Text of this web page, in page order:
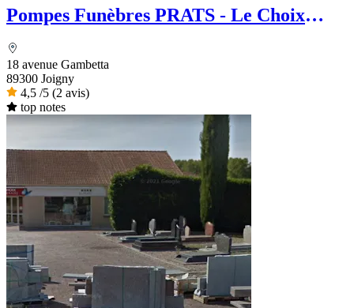
Pompes Funèbres PRATS - Le Choix
18 avenue Gambetta
89300 Joigny
4,5 /5 (2 avis)
top notes